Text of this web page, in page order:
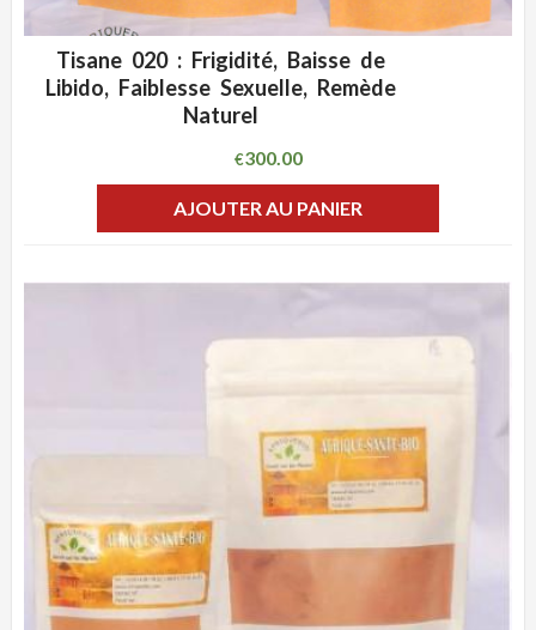
ADD WISHLIST
Tisane 020 : Frigidité, Baisse de
Libido, Faiblesse Sexuelle, Remède
Naturel
€300.00
AJOUTER AU PANIER